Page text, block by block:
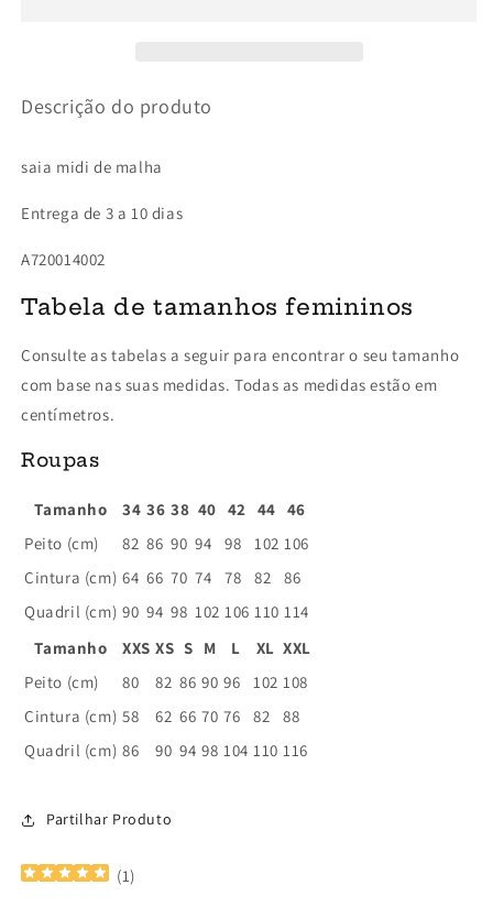
Descrição do produto
saia midi de malha
Entrega de 3 a 10 dias
A720014002
Tabela de tamanhos femininos
Consulte as tabelas a seguir para encontrar o seu tamanho
com base nas suas medidas. Todas as medidas estão em
centímetros.
Roupas
Tamanho 34 36 38 40 42 44 46
Peito (cm)
82 86 90 94 98 102 106
Cintura (cm) 64 66 70 74 78 82
86
Quadril (cm) 90 94 98 102 106 110 114
Tamanho
XXS XS S M L XL XXL
Peito (cm)
80 82 86 90 96 102 108
Cintura (cm) 58 62 66 70 76 82
88
Quadril (cm) 86 90 94 98 104 110 116
SKU:Partilhar Produto
(1)